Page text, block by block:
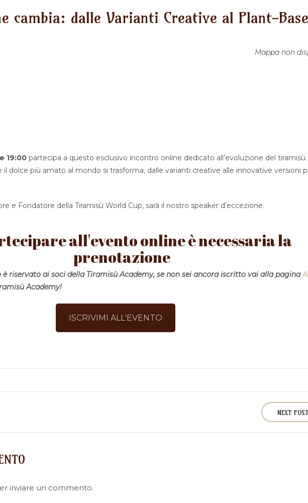
cambia: dalle Varianti Creative al Plant-
Mappa non
19:00partecipa a questo esclusivo incontro online dedicato all’evoluzione del tiramisù.
dolce più amato al mondo si trasforma, dalle varianti creative alle innovative versioni
e Fondatore della Tiramisù World Cup, sarà il nostro speaker d’eccezione.
all'evento online è necessaria la
prenotazione
è riservato ai soci della Tiramisù Academy, se non sei ancora iscritto vai alla pagina
Academy!
ISCRIVIMI ALL'EVENTO
NEXT
inviare un commento.